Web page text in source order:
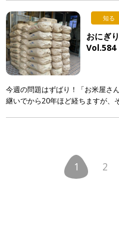
知る
おにぎ
Vol.584
今週の問題はずばり！「お米屋さ
継いでから20年ほど経ちますが、
1 2